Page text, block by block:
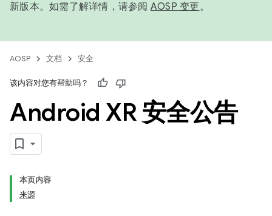
新版本。如需了解详情，请参阅 AOSP 变更。
AOSP 文档 安全
该内容对您有帮助吗？
Android XR 安全公告
本页内容
来源